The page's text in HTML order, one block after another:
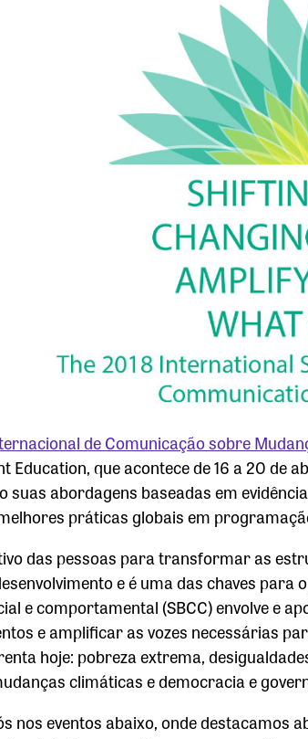
de Comunicação sobre
Education, que acontece de 16 a 20 de
suas abordagens baseadas em
práticas globais em
das pessoas para transformar as
e é uma das chaves
e comportamental (SBCC) envolve e
e amplificar as vozes necessárias
hoje: pobreza extrema,
climáticas e democracia e
nos eventos abaixo, onde